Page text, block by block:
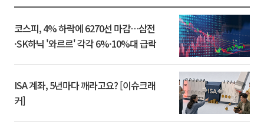
코스피, 4% 하락에 6270선 마감…삼전
·SK하닉 '와르르' 각각 6%·10%대 급락
ISA 계좌, 5년마다 깨라고요? [이슈크래
커]